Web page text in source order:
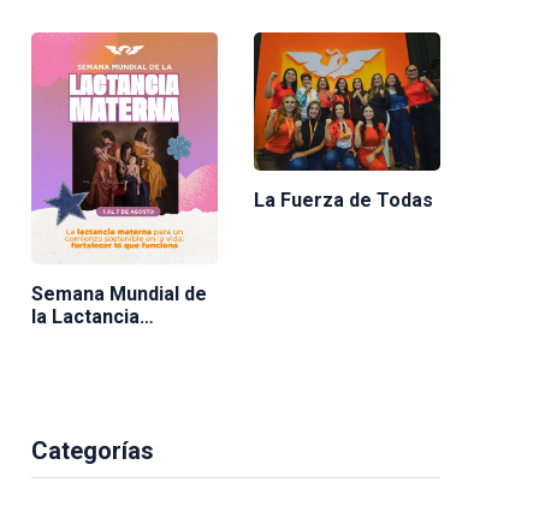
Semana Mundial de
la Lactancia
La Fuerza de Todas
Categorías